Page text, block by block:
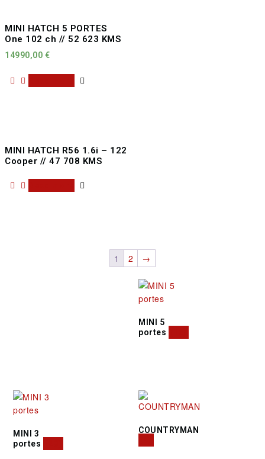
MINI HATCH 5 PORTES
One 102 ch // 52 623 KMS
14990,00 €
MINI HATCH R56 1.6i – 122
Cooper // 47 708 KMS
1 2 →
MINI 5
portes
MINI 3
portes
COUNTRYMAN